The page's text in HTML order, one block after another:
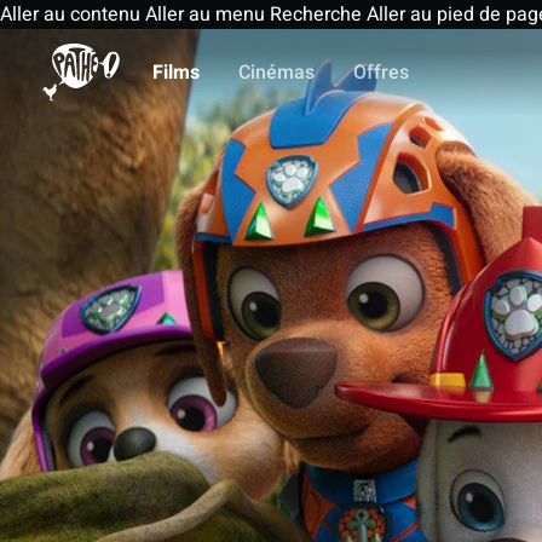
Aller au contenu Aller au menu Recherche Aller au pied de
Films
Cinémas Offres